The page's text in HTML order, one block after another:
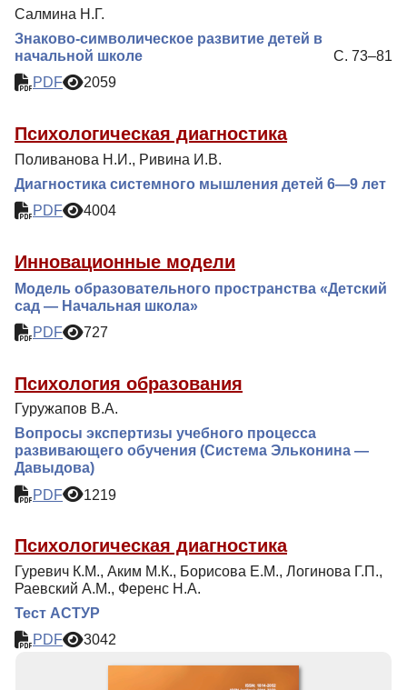
Салмина Н.Г.
Знаково-символическое развитие детей в
начальной школе
С. 73–81
PDF
2059
Психологическая диагностика
Поливанова Н.И., Ривина И.В.
Диагностика системного мышления детей 6—9 лет
PDF
4004
Инновационные модели
Модель образовательного пространства «Детский
сад — Начальная школа»
PDF
727
Психология образования
Гуружапов В.А.
Вопросы экспертизы учебного процесса
развивающего обучения (Система Эльконина —
Давыдова)
PDF
1219
Психологическая диагностика
Гуревич К.М., Аким М.К., Борисова Е.М., Логинова Г.П.,
Раевский А.М., Ференс Н.А.
Тест АСТУР
PDF
3042